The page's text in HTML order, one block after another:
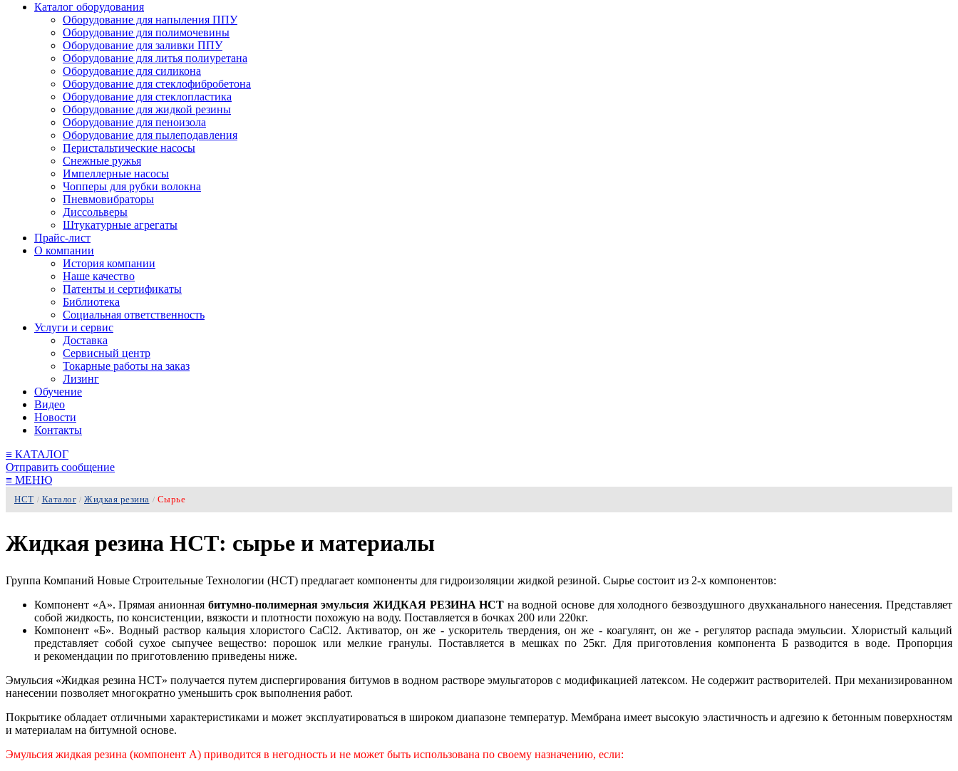
Каталог оборудования
Оборудование для напыления ППУ
Оборудование для полимочевины
Оборудование для заливки ППУ
Оборудование для литья полиуретана
Оборудование для силикона
Оборудование для стеклофибробетона
Оборудование для стеклопластика
Оборудование для жидкой резины
Оборудование для пеноизола
Оборудование для пылеподавления
Перистальтические насосы
Снежные ружья
Импеллерные насосы
Чопперы для рубки волокна
Пневмовибраторы
Диссольверы
Штукатурные агрегаты
Прайс-лист
О компании
История компании
Наше качество
Патенты и сертификаты
Библиотека
Социальная ответственность
Услуги и сервис
Доставка
Сервисный центр
Токарные работы на заказ
Лизинг
Обучение
Видео
Новости
Контакты
≡ КАТАЛОГ
Отправить сообщение
≡ МЕНЮ
НСТ / Каталог / Жидкая резина / Сырье
Жидкая резина НСТ: сырье и материалы
Группа Компаний Новые Строительные Технологии (НСТ) предлагает компоненты для гидроизоляции жидкой резиной. Сырье состоит из 2-х компонентов:
Компонент «А». Прямая анионная битумно-полимерная эмульсия ЖИДКАЯ РЕЗИНА НСТ на водной основе для холодного безвоздушного двухканального нанесения. Представляет
собой жидкость, по консистенции, вязкости и плотности похожую на воду. Поставляется в бочках 200 или 220кг.
Компонент «Б». Водный раствор кальция хлористого CaCl2. Активатор, он же - ускоритель твердения, он же - коагулянт, он же - регулятор распада эмульсии. Хлористый кальций
представляет собой сухое сыпучее вещество: порошок или мелкие гранулы. Поставляется в мешках по 25кг. Для приготовления компонента Б разводится в воде. Пропорция
и рекомендации по приготовлению приведены ниже.
Эмульсия «Жидкая резина НСТ» получается путем диспергирования битумов в водном растворе эмульгаторов с модификацией латексом. Не содержит растворителей. При механизированном
нанесении позволяет многократно уменьшить срок выполнения работ.
Покрытике обладает отличными характеристиками и может эксплуатироваться в широком диапазоне температур. Мембрана имеет высокую эластичность и адгезию к бетонным поверхностям
и материалам на битумной основе.
Эмульсия жидкая резина (компонент А) приводится в негодность и не может быть использована по своему назначению, если: